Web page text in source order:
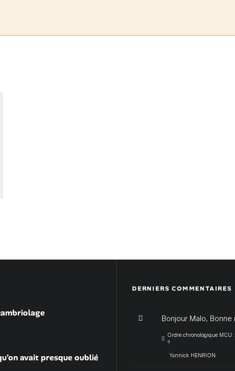
avait presque oublié
DERNIERS COMMENTAIRES
Bonjour Malo,
Ordre chronologique MCU
?
Yannick HENRION